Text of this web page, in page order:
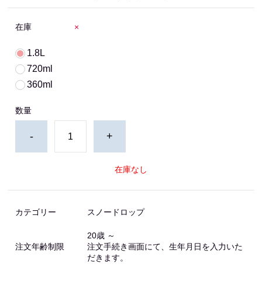
在庫 ×
1.8L
720ml
360ml
数量
- +
在庫なし
カテゴリー スノードロップ
注文年齢制限
20歳 ～
注文手続き画面にて、生年月日を入力いた
だきます。